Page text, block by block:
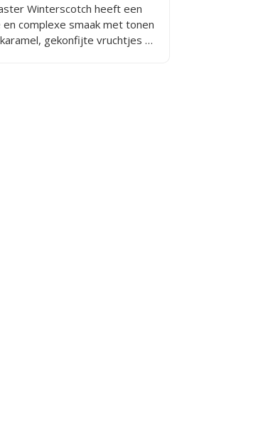
Winterscotch heeft een
en complexe smaak met tonen
gekonfijte vruchtjes en